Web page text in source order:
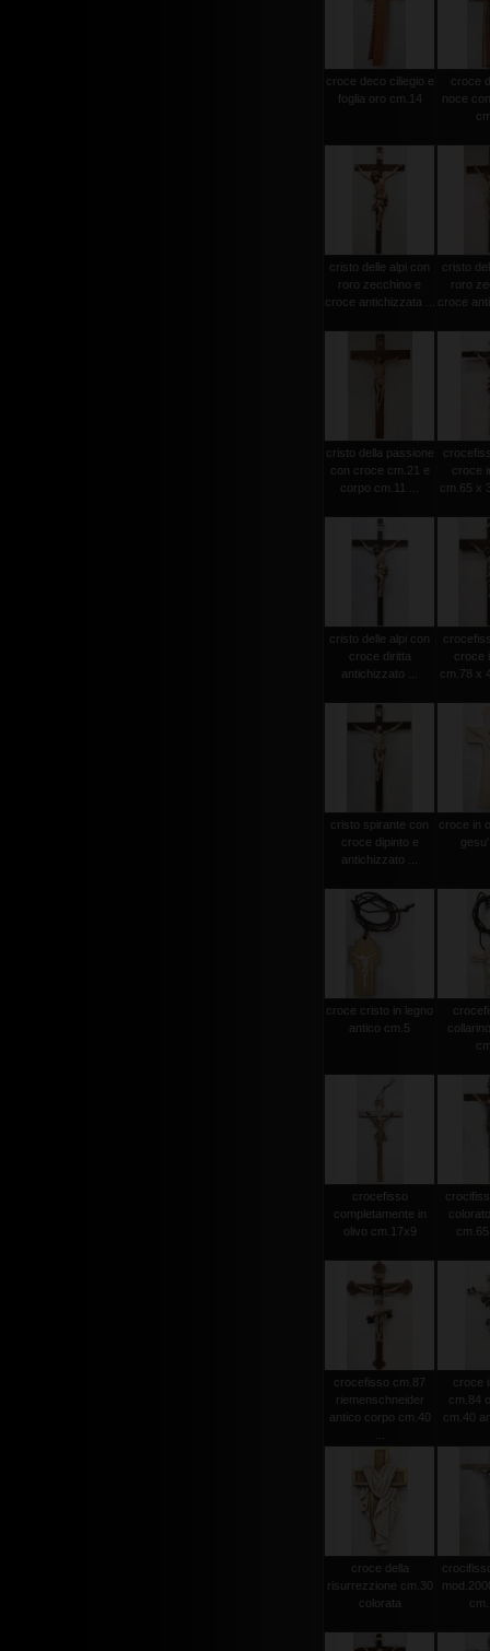
croce deco ciliegio e
foglia oro cm.14
croce
noce
cristo delle alpi con
roro zecchino e
croce antichizzata ...
cristo
roro
croce
cristo della passione
con croce cm.21 e
corpo cm.11 ...
croce
cm.65 x
cristo delle alpi con
croce diritta
antichizzato ...
croce
cm.78 x
cristo spirante con
croce dipinto e
antichizzato ...
croce in
croce cristo in legno
antico cm.5
crocefisso
completamente in
olivo cm.17x9
crocefisso cm.87
riemenschneider
antico corpo cm.40
croce
cm.84
cm.40
croce della
risurrezzione cm.30
colorata